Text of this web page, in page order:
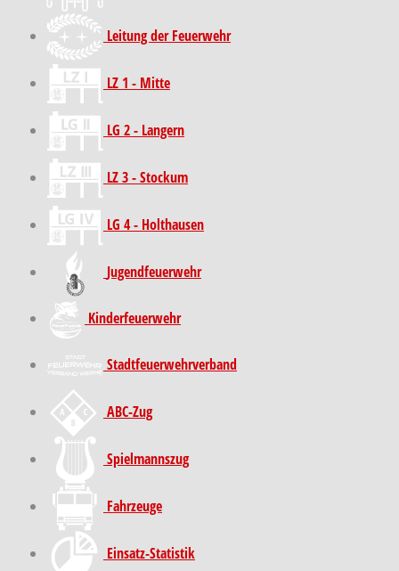
Leitung der Feuerwehr
LZ 1 - Mitte
LG 2 - Langern
LZ 3 - Stockum
LG 4 - Holthausen
Jugendfeuerwehr
Kinder­feuer­wehr
Stadt­feuer­wehr­verband
ABC-Zug
Spielmannszug
Fahrzeuge
Einsatz-Statistik